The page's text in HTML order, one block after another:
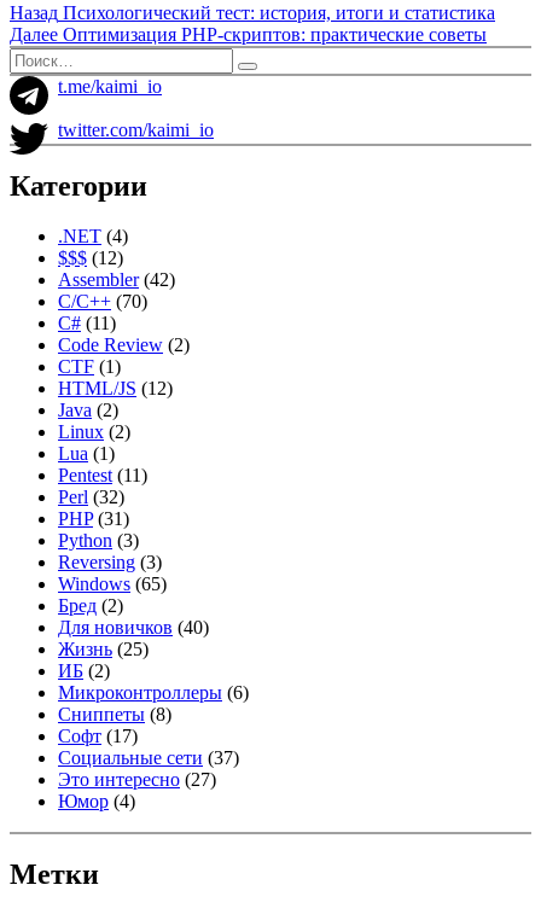
Навигация
по
записям
Назад Предыдущая
запись:
Психологический тест: история, итоги и статистика
Далее Следующая
запись:
Оптимизация PHP-скриптов: практические советы
Искать:
Поиск
t.me/kaimi_io
twitter.com/kaimi_io
Категории
.NET (4)
$$$ (12)
Assembler(42)
C/C++ (70)
C# (11)
Code Review (2)
CTF (1)
HTML/JS (12)
Java (2)
Linux (2)
Lua (1)
Pentest(11)
Perl (32)
PHP(31)
Python (3)
Reversing (3)
Windows (65)
Бред (2)
Для новичков (40)
Жизнь (25)
ИБ (2)
Микроконтроллеры (6)
Сниппеты (8)
Софт (17)
Социальные сети (37)
Это интересно (27)
Юмор (4)
Метки